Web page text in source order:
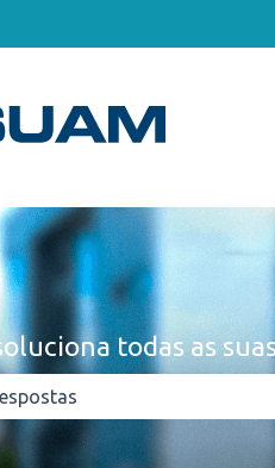
para traduções
todas as
porque o campo de